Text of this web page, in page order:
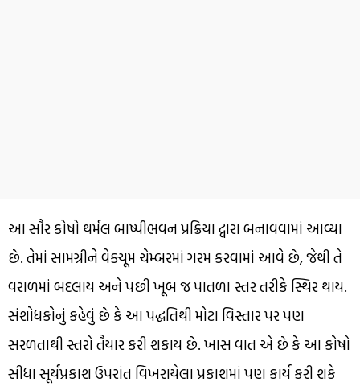
આ સૌર કોષો થર્મલ બાષ્પીભવન પ્રક્રિયા દ્વારા બનાવવામાં આવ્યા
છે. તેમાં સામગ્રીને વેક્યૂમ ચેમ્બરમાં ગરમ કરવામાં આવે છે, જેથી તે
વરાળમાં બદલાય અને પછી ખૂબ જ પાતળા સ્તર તરીકે સ્થિર થાય.
સંશોધકોનું કહેવું છે કે આ પદ્ધતિથી મોટા વિસ્તાર પર પણ
સરળતાથી સ્તરો તૈયાર કરી શકાય છે. ખાસ વાત એ છે કે આ કોષો
સીધા સૂર્યપ્રકાશ ઉપરાંત વિખરાયેલા પ્રકાશમાં પણ કાર્ય કરી શકે